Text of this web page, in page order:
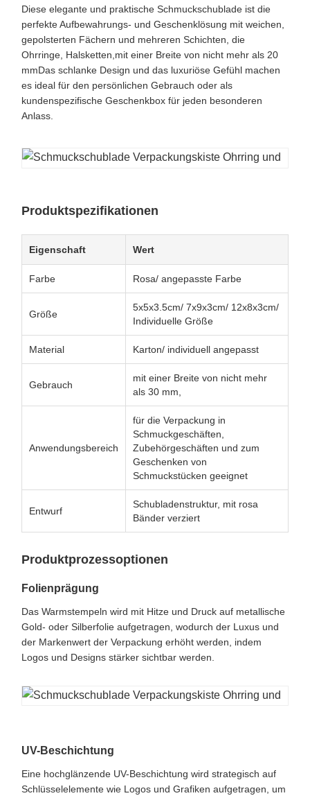
Diese elegante und praktische Schmuckschublade ist die
perfekte Aufbewahrungs- und Geschenklösung mit weichen,
gepolsterten Fächern und mehreren Schichten, die
Ohrringe, Halsketten,mit einer Breite von nicht mehr als 20
mmDas schlanke Design und das luxuriöse Gefühl machen
es ideal für den persönlichen Gebrauch oder als
kundenspezifische Geschenkbox für jeden besonderen
Anlass.
Produktspezifikationen
Eigenschaft Wert
Farbe Rosa/ angepasste Farbe
Größe
5x5x3.5cm/ 7x9x3cm/ 12x8x3cm/
Individuelle Größe
Material Karton/ individuell angepasst
Gebrauch
mit einer Breite von nicht mehr
als 30 mm,
Anwendungsbereich
für die Verpackung in
Schmuckgeschäften,
Zubehörgeschäften und zum
Geschenken von
Schmuckstücken geeignet
Entwurf
Schubladenstruktur, mit rosa
Bänder verziert
Produktprozessoptionen
Folienprägung
Das Warmstempeln wird mit Hitze und Druck auf metallische
Gold- oder Silberfolie aufgetragen, wodurch der Luxus und
der Markenwert der Verpackung erhöht werden, indem
Logos und Designs stärker sichtbar werden.
UV-Beschichtung
Eine hochglänzende UV-Beschichtung wird strategisch auf
Schlüsselelemente wie Logos und Grafiken aufgetragen, um